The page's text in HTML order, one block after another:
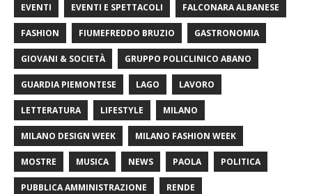
EVENTI EVENTI E SPETTACOLI FALCONARA ALBANESE
FASHION FIUMEFREDDO BRUZIO GASTRONOMIA
GIOVANI & SOCIETÀ GRUPPO POLICLINICO ABANO
GUARDIA PIEMONTESE LAGO LAVORO
LETTERATURA LIFESTYLE MILANO
MILANO DESIGN WEEK MILANO FASHION WEEK
MOSTRE MUSICA NEWS PAOLA POLITICA
PUBBLICA AMMINISTRAZIONE RENDE